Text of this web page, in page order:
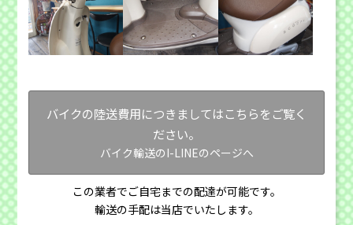
バイクの陸送費用につきましてはこちらをご覧く
ださい。
バイク輸送のI-LINEのページへ
この業者でご自宅までの配達が可能です。
輸送の手配は当店でいたします。